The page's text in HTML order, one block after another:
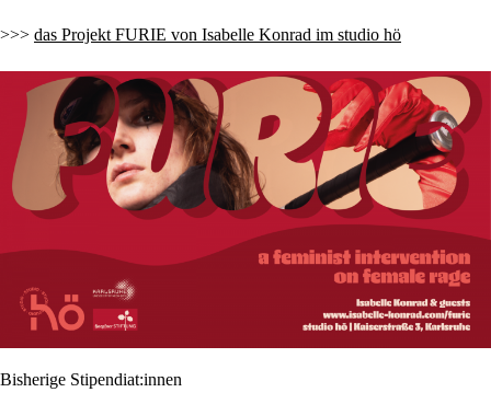
>>> das Projekt FURIE von Isabelle Konrad im studio hö
Bisherige Stipendiat:innen